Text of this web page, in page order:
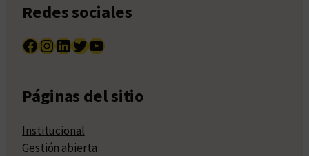
Redes sociales
Facebook InstagramLinkedIn Twitter YouTube
Páginas del sitio
Institucional
Gestión abierta